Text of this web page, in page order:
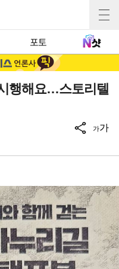
포토
행해요…스토리텔
가가